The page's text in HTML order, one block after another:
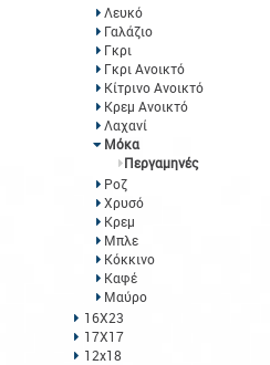
Λευκό
Γαλάζιο
Γκρι
Γκρι Ανοικτό
Κίτρινο Ανοικτό
Κρεμ Ανοικτό
Λαχανί
Μόκα
Περγαμηνές
Ροζ
Χρυσό
Κρεμ
Μπλε
Κόκκινο
Καφέ
Μαύρο
16Χ23
17Χ17
12x18